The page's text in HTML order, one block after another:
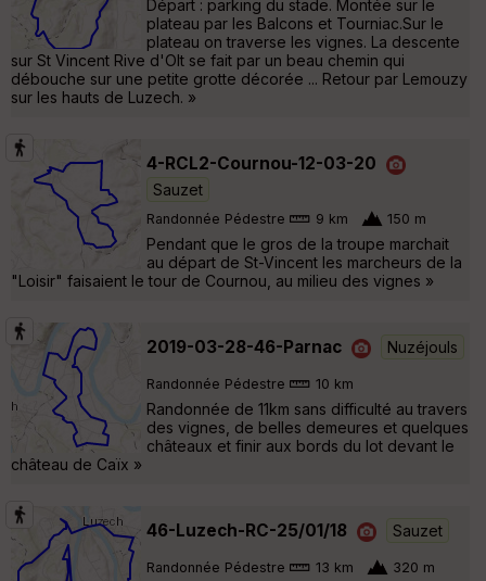
Départ : parking du stade. Montée sur le
plateau par les Balcons et Tourniac.Sur le
plateau on traverse les vignes. La descente
sur St Vincent Rive d'Olt se fait par un beau chemin qui
débouche sur une petite grotte décorée ... Retour par Lemouzy
sur les hauts de Luzech. »
4-RCL2-Cournou-12-03-20
Sauzet
Randonnée Pédestre 9 km 150 m
Pendant que le gros de la troupe marchait
au départ de St-Vincent les marcheurs de la
"Loisir" faisaient le tour de Cournou, au milieu des vignes »
2019-03-28-46-Parnac Nuzéjouls
Randonnée Pédestre 10 km
Randonnée de 11km sans difficulté au travers
des vignes, de belles demeures et quelques
châteaux et finir aux bords du lot devant le
château de Caïx »
46-Luzech-RC-25/01/18 Sauzet
Randonnée Pédestre 13 km 320 m